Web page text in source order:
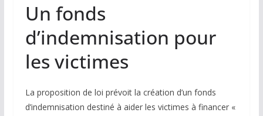
Un fonds
d’indemnisation pour
les victimes
La proposition de loi prévoit la création d’un fonds
d’indemnisation destiné à aider les victimes à financer «